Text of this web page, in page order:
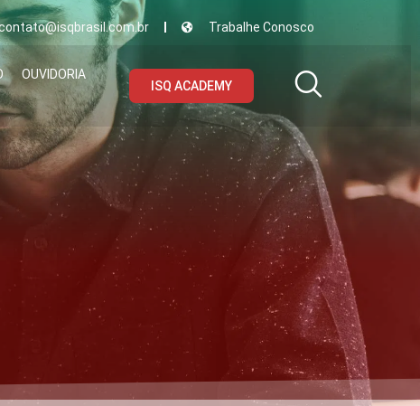
Trabalhe Conosco
OUVIDORIA
ISQ ACADEMY